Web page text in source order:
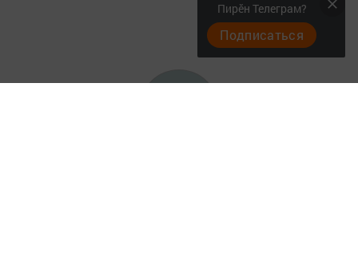
Пирӗн Телеграм?
Подписаться